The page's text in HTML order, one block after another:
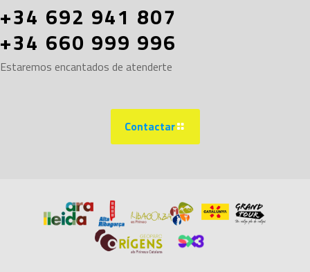
+34 692 941 807
+34 660 999 996
Estaremos encantados de atenderte
Contactar